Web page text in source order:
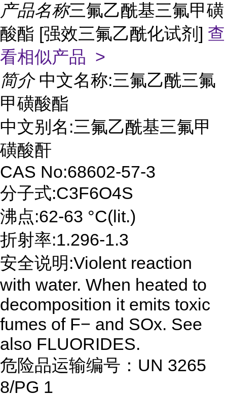
产品名称三氟乙酰基三氟甲磺
酸酯 [强效三氟乙酰化试剂] 查
看相似产品 >
简介 中文名称:三氟乙酰三氟
甲磺酸酯
中文别名:三氟乙酰基三氟甲
磺酸酐
CAS No:68602-57-3
分子式:C3F6O4S
沸点:62-63 °C(lit.)
折射率:1.296-1.3
安全说明:Violent reaction
with water. When heated to
decomposition it emits toxic
fumes of F− and SOx. See
also FLUORIDES.
危险品运输编号：UN 3265
8/PG 1